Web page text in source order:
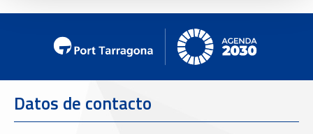
Datos de contacto